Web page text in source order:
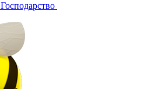
Господарство